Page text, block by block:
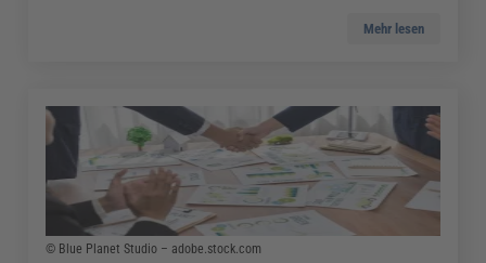
Mehr lesen
© Blue Planet Studio – adobe.stock.com